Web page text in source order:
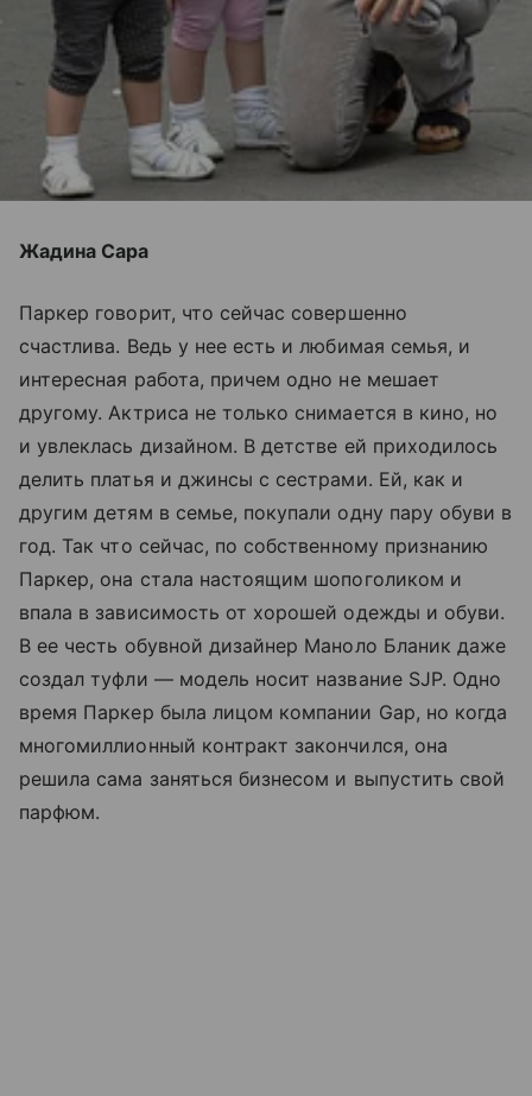
Жадина Сара
Паркер говорит, что сейчас совершенно
счастлива. Ведь у нее есть и любимая семья, и
интересная работа, причем одно не мешает
другому. Актриса не только снимается в кино, но
и увлеклась дизайном. В детстве ей приходилось
делить платья и джинсы с сестрами. Ей, как и
другим детям в семье, покупали одну пару обуви в
год. Так что сейчас, по собственному признанию
Паркер, она стала настоящим шопоголиком и
впала в зависимость от хорошей одежды и обуви.
В ее честь обувной дизайнер Маноло Бланик даже
создал туфли — модель носит название SJP. Одно
время Паркер была лицом компании Gap, но когда
многомиллионный контракт закончился, она
решила сама заняться бизнесом и выпустить свой
парфюм.